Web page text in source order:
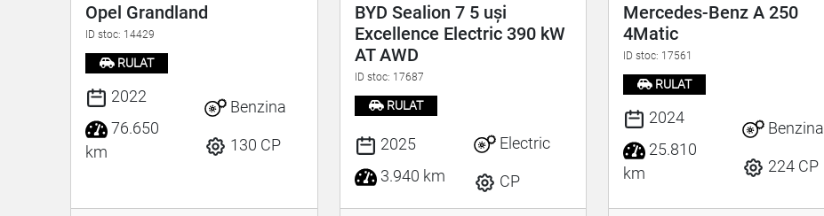
Opel Grandland
ID stoc: 14429
RULAT
2022
76.650
km
Benzina
130 CP
BYD Sealion 7 5 uși
Excellence Electric 390 kW
AT AWD
ID stoc: 17687
RULAT
2025
3.940 km
Electric
CP
Mercedes-Benz A 250
4Matic
ID stoc: 17561
RULAT
2024
25.810
km
Benzina
224 CP